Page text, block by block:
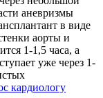
аневризмы
в виде
аорты и
1-1,5 часа, а
уже через 1-
кардиологу